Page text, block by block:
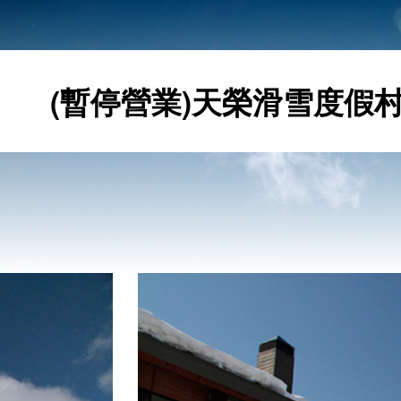
(暫停營業)天榮滑雪度假